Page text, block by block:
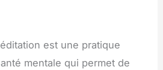
est une pratique
mentale qui permet de